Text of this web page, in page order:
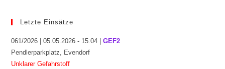
Letzte Einsätze
061/2026 | 05.05.2026 - 15:04 |GEF2
Pendlerparkplatz, Evendorf
Unklarer Gefahrstoff